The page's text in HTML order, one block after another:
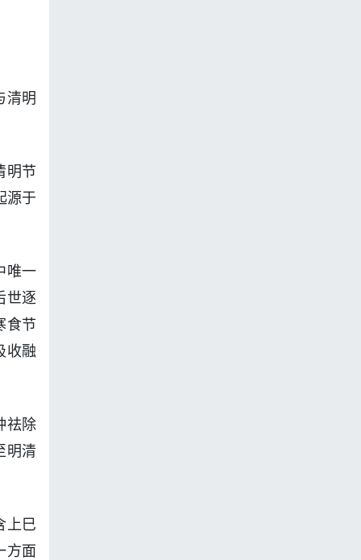
清明
明节
源于
唯一
世逐
食节
收融
祛除
明清
上巳
方面